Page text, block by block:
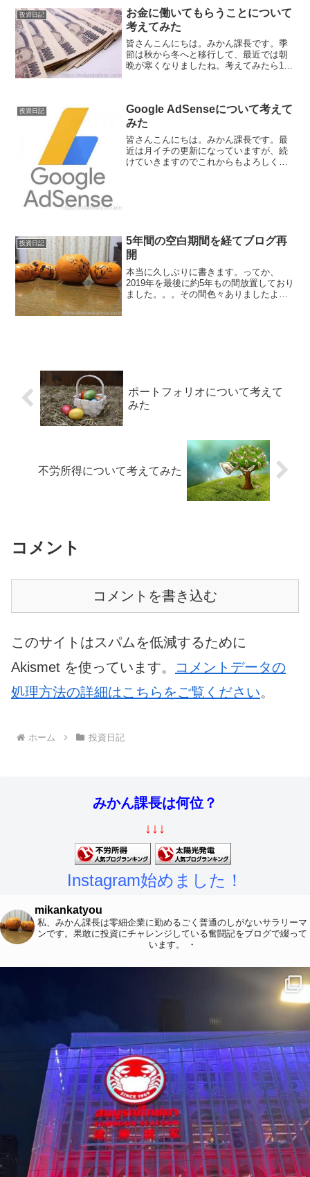
投資日記
お金に働いてもらうことについて
考えてみた
皆さんこんにちは。みかん課長です。季
節は秋から冬へと移行して、最近では朝
晩が寒くなりましたね。考えてみたら11
色々と労働しているので...
投資日記
Google AdSenseについて考えて
みた
皆さんこんにちは。みかん課長です。最
近は月イチの更新になっていますが、続
けていきますのでこれからもよろしくお
投資日記
5年間の空白期間を経てブログ再
開
本当に久しぶりに書きます。ってか、
2019年を最後に約5年もの間放置しており
ました。。。その間色々ありましたよ。
ポートフォリオについて考えて
みた
不労所得について考えてみた
コメント
コメントを書き込む
このサイトはスパムを低減するために
Akismet を使っています。
コメントデータの
処理方法の詳細はこちらをご覧ください。
ホーム 投資日記
みかん課長は何位？
↓↓↓
Instagram始めました！
mikankatyou
私、みかん課長は零細企業に勤めるごく普通のしがないサラリーマ
ンです。果敢に投資にチャレンジしている奮闘記をブログで綴って
います。
・